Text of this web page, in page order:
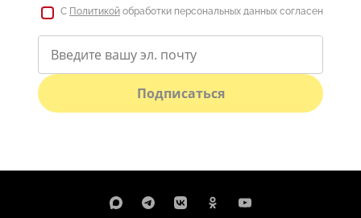
С Политикой обработки персональных данных согласен
Подписаться